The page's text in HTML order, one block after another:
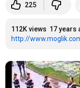
225
112K views 17 years
http://